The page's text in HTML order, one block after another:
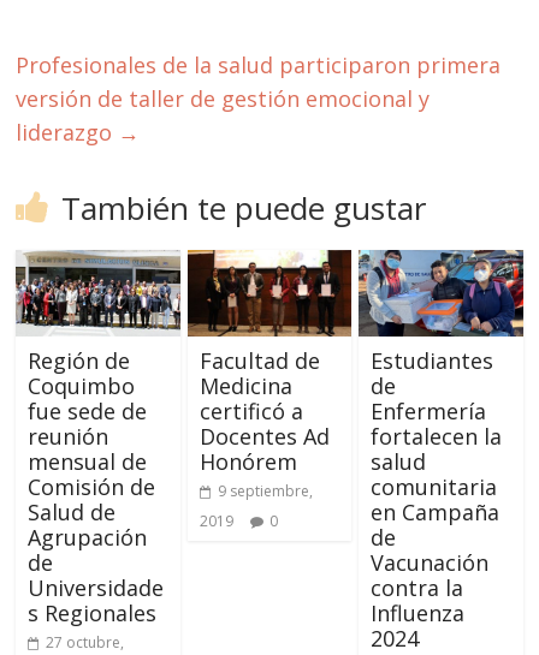
Profesionales de la salud participaron primera
versión de taller de gestión emocional y
liderazgo →
También te puede gustar
Región de
Coquimbo
fue sede de
reunión
mensual de
Comisión de
Salud de
Agrupación
de
Universidade
s Regionales
27 octubre,
Facultad de
Medicina
certificó a
Docentes Ad
Honórem
9 septiembre,
2019
0
Estudiantes
de
Enfermería
fortalecen la
salud
comunitaria
en Campaña
de
Vacunación
contra la
Influenza
2024